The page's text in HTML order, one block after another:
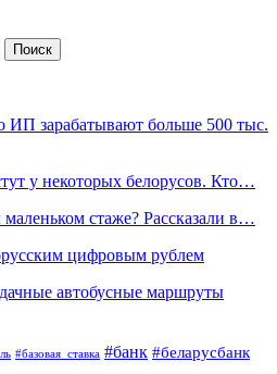
ИП зарабатывают больше 500 тыс.
у некоторых белорусов. Кто…
стаже? Рассказали в…
цифровым рублем
автобусные маршруты
#базовая_ставка #банк #беларусбанк